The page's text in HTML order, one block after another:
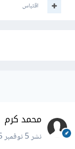
اقتباس
محمد كرم
نشر5 نوفمبر 2015